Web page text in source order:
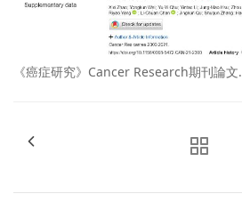
《癌症研究》Cancer Research期刊論文.